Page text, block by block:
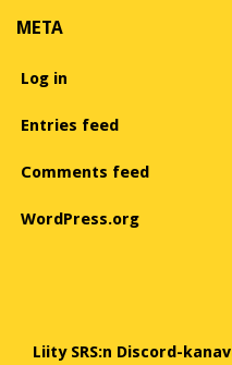
META
Log in
Entries feed
Comments feed
WordPress.org
Liity SRS:n Discord-